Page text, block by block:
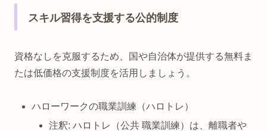
スキル習得を支援する公的制度
資格なしを克服するため、国や自治体が提供する無料ま
たは低価格の支援制度を活用しましょう。
ハローワークの職業訓練（ハロトレ）
注釈: ハロトレ（公共 職業訓練）は、離職者や